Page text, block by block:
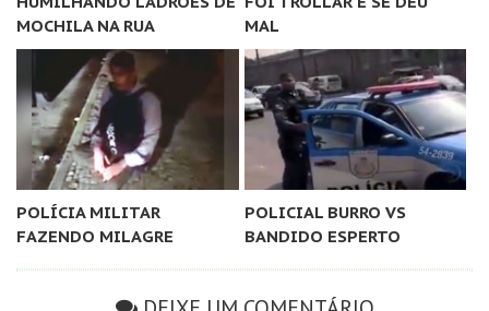
MOCHILA NA RUA
MAL
POLÍCIA MILITAR
FAZENDO MILAGRE
POLICIAL BURRO VS
BANDIDO ESPERTO